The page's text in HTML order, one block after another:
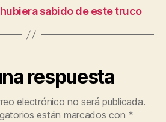
sabido de este truco
respuesta
electrónico no será publicada.
están marcados con *